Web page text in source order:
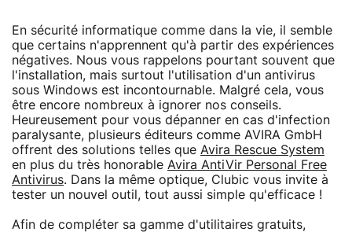
En sécurité informatique comme dans la vie, il semble
que certains n'apprennent qu'à partir des expériences
négatives. Nous vous rappelons pourtant souvent que
l'installation, mais surtout l'utilisation d'un antivirus
sous Windows est incontournable. Malgré cela, vous
être encore nombreux à ignorer nos conseils.
Heureusement pour vous dépanner en cas d'infection
paralysante, plusieurs éditeurs comme AVIRA GmbH
offrent des solutions telles que Avira Rescue System
en plus du très honorable Avira AntiVir Personal Free
Antivirus. Dans la même optique, Clubic vous invite à
tester un nouvel outil, tout aussi simple qu'efficace !
Afin de compléter sa gamme d'utilitaires gratuits,